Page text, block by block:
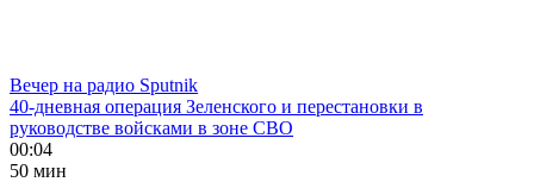
Вечер на радио Sputnik
40-дневная операция Зеленского и перестановки в
руководстве войсками в зоне СВО
00:04
50 мин